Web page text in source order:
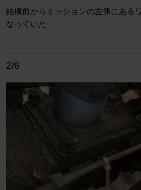
結構前からミッションの左側にある
なっていた
2/6